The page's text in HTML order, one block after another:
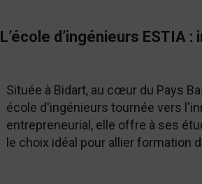
L’école d’ingénieurs ESTIA
Située à Bidart, au cœur du Pays
école d'ingénieurs tournée vers
entrepreneurial, elle offre à ses
le choix idéal pour allier formation